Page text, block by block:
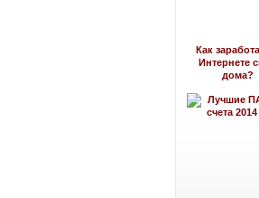
Как
Интернете
дома?